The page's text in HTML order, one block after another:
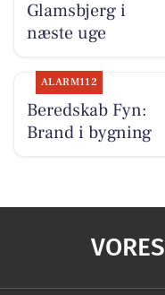
Glamsbjerg i
næste uge
ALARM112
Beredskab Fyn:
Brand i bygning
VORES